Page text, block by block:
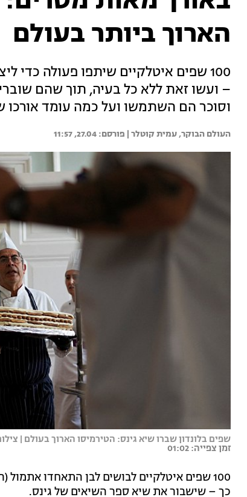
הארוך ביותר בעולם
100 שפים איטלקיים שיתפו פעולה
וסוכר הם השתמשו ועל כמה עומד
העולם הבוקר, עמית קוטלר | 27.04, 11:57
שפים בלונדון שברו שיא גינס: הטירמיסו הארוך בעולם |
זמן צפייה: 01:02
100 שפים איטלקיים לבושים לבן התאחדו
כך – שישבור את שיא ספר השיאים של גינס.